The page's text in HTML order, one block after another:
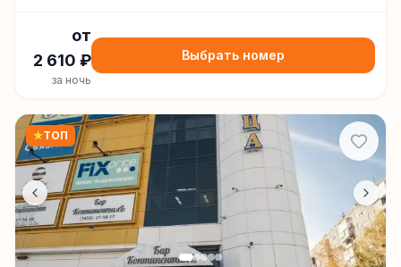
от
2 610 ₽
за ночь
Выбрать номер
★ТОП